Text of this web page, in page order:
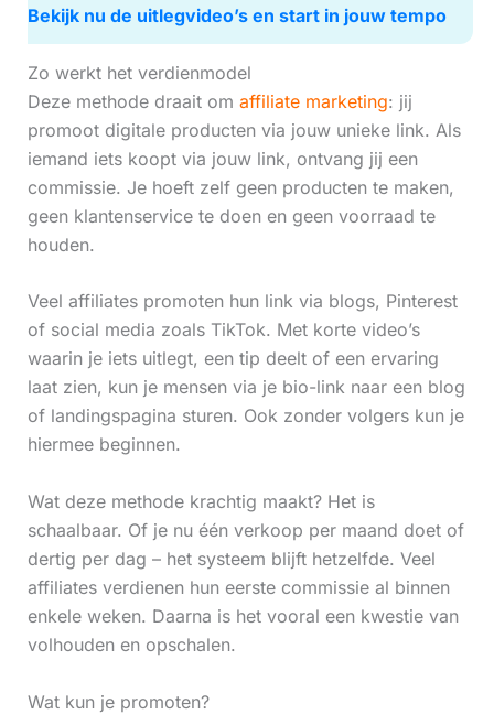
Bekijk nu de uitlegvideo’s en start in jouw tempo
Zo werkt het verdienmodel
Deze methode draait om affiliate marketing: jij
promoot digitale producten via jouw unieke link. Als
iemand iets koopt via jouw link, ontvang jij een
commissie. Je hoeft zelf geen producten te maken,
geen klantenservice te doen en geen voorraad te
houden.
Veel affiliates promoten hun link via blogs, Pinterest
of social media zoals TikTok. Met korte video’s
waarin je iets uitlegt, een tip deelt of een ervaring
laat zien, kun je mensen via je bio-link naar een blog
of landingspagina sturen. Ook zonder volgers kun je
hiermee beginnen.
Wat deze methode krachtig maakt? Het is
schaalbaar. Of je nu één verkoop per maand doet of
dertig per dag – het systeem blijft hetzelfde. Veel
affiliates verdienen hun eerste commissie al binnen
enkele weken. Daarna is het vooral een kwestie van
volhouden en opschalen.
Wat kun je promoten?